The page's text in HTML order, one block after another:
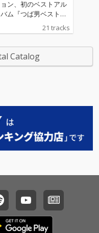
ョン、初のベストアル
バム『つば男ベスト』
『つば男インストベス
ト』の2作品配信リリ
は、CUBERS、THE SU
PER FRUIT、世が世な
S）のTAKAを加えた総
勢20名が、本アルバム
のために歌唱した新録
「Samenaide」を含む
ネージャー・堀切裕真
をはじめ、高橋芳朗、
南波一海、坂井彩花、
小林千絵による選考・
選曲を経て決定した。
21 tracks
Catalog